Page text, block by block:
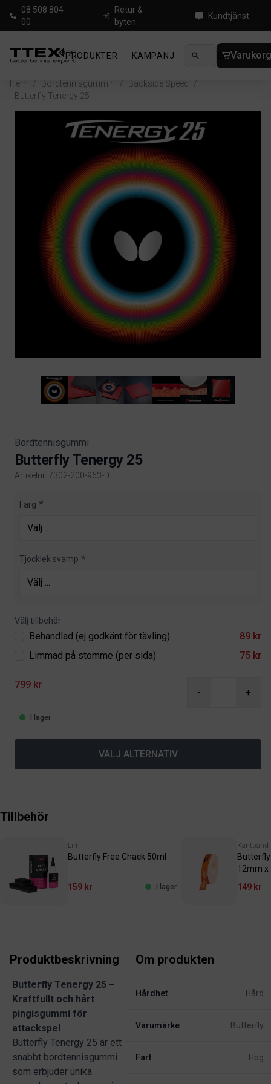
08 508 804
00
Retur &
byten
Kundtjänst
PRODUKTER KAMPANJ NYHETER
Hem / Bordtennisgummin / Backside Speed
/
Butterfly Tenergy 25
Bordtennisgummi
Butterfly Tenergy 25
Artikelnr. 7302-200-963-D
Product information
Färg
Tjocklek svamp
Välj tillbehör
Behandlad (ej godkänt för tävling)
89 kr
Limmad på stomme (per sida)
75 kr
799 kr
- +
I lager
VÄLJ ALTERNATIV
Tillbehör
Lim
Butterfly Free Chack 50ml
159 kr I lager
Kantband
12mm x
149 kr
Produktbeskrivning
Butterfly Tenergy 25 –
Kraftfullt och hårt
pingisgummi för
attackspel
Butterfly Tenergy 25 är ett
snabbt bordtennisgummi
som erbjuder unika
Om produkten
Hårdhet Hård
Varumärke Butterfly
Fart Hög